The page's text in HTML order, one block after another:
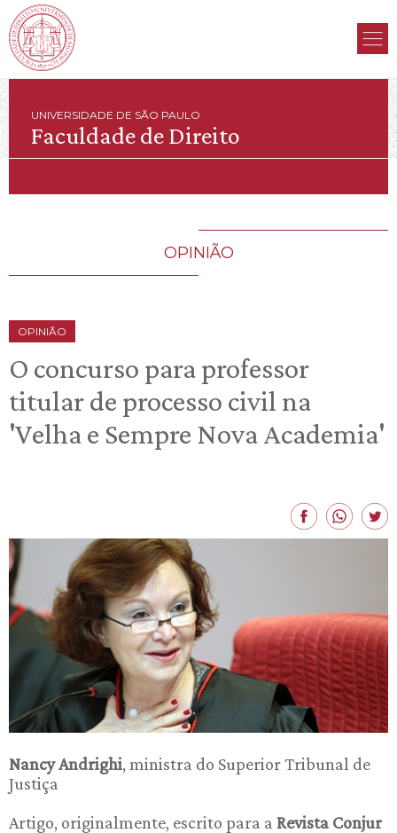
UNIVERSIDADE DE SÃO PAULO
Faculdade de Direito
OPINIÃO
OPINIÃO
O concurso para professor
titular de processo civil na
'Velha e Sempre Nova Academia'
Nancy Andrighi, ministra do Superior Tribunal de
Justiça
Artigo, originalmente, escrito para a Revista Conjur